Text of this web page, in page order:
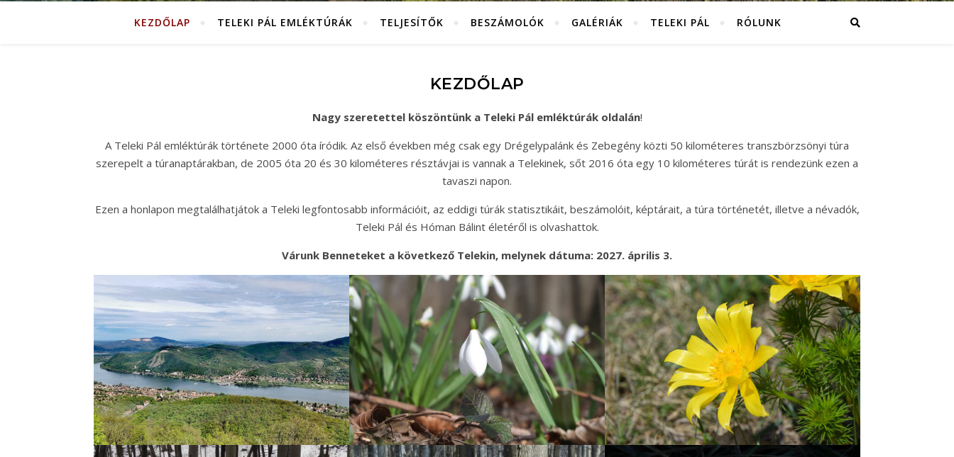
KEZDŐLAP TELEKI PÁL EMLÉKTÚRÁK TELJESÍTŐK BESZÁMOLÓK GALÉRIÁK TELEKI PÁL RÓLUNK
KEZDŐLAP
Nagy szeretettel köszöntünk a Teleki Pál emléktúrák oldalán!
A Teleki Pál emléktúrák története 2000 óta íródik. Az első években még csak egy Drégelypalánk és Zebegény közti 50 kilométeres transzbörzsönyi túra
szerepelt a túranaptárakban, de 2005 óta 20 és 30 kilométeres résztávjai is vannak a Telekinek, sőt 2016 óta egy 10 kilométeres túrát is rendezünk ezen a
tavaszi napon.
Ezen a honlapon megtalálhatjátok a Teleki legfontosabb információit, az eddigi túrák statisztikáit, beszámolóit, képtárait, a túra történetét, illetve a névadók,
Teleki Pál és Hóman Bálint életéről is olvashattok.
Várunk Benneteket a következő Telekin, melynek dátuma: 2027. április 3.